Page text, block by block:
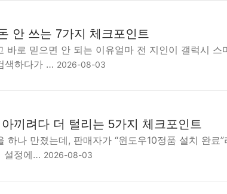
안 쓰는 7가지 체크포인트
바로 믿으면 안 되는 이유얼마 전 지인이 갤럭시 스
색하다가 … 2026-08-03
끼려다 더 털리는 5가지 체크포인트
하나 만졌는데, 판매자가 “윈도우10정품 설치 완료”
설정에… 2026-08-03